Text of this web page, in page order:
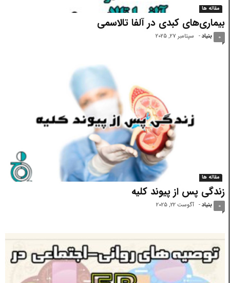
مقاله ها
بیماری‌های کبدی در آلفا تالاسمی
بنیاد - سپتامبر 27, 2025 0
مقاله ها
زندگی پس از پیوند کلیه
بنیاد - آگوست 22, 2025 0